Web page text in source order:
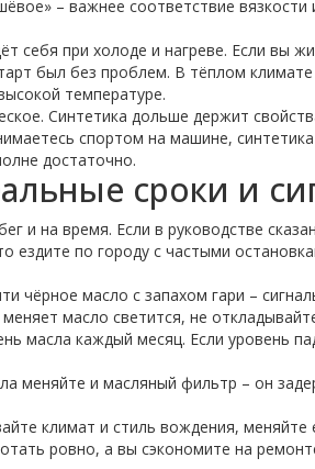
– важнее соответствие вязкости
себя при холоде и нагреве. Если вы
был без проблем. В тёплом
температуре.
Синтетика дольше держит
спортом на машине,
достаточно.
сроки и
и на время. Если в руководстве
ездите по городу с частыми
чёрное масло с запахом гари –
масло светится, не
масла каждый месяц. Если уровень
меняйте и масляный фильтр – он
климат и стиль вождения, меняйте
ровно, а вы сэкономите на